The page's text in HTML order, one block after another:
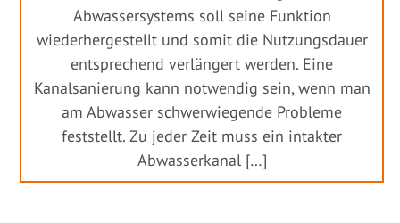
Abwassersystems soll seine Funktion
wiederhergestellt und somit die Nutzungsdauer
entsprechend verlängert werden. Eine
Kanalsanierung kann notwendig sein, wenn man
am Abwasser schwerwiegende Probleme
feststellt. Zu jeder Zeit muss ein intakter
Abwasserkanal […]